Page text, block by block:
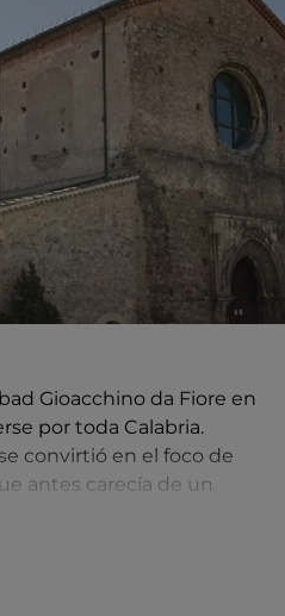
Gioacchino da Fiore en
por toda Calabria.
convirtió en el foco de
antes carecía de un